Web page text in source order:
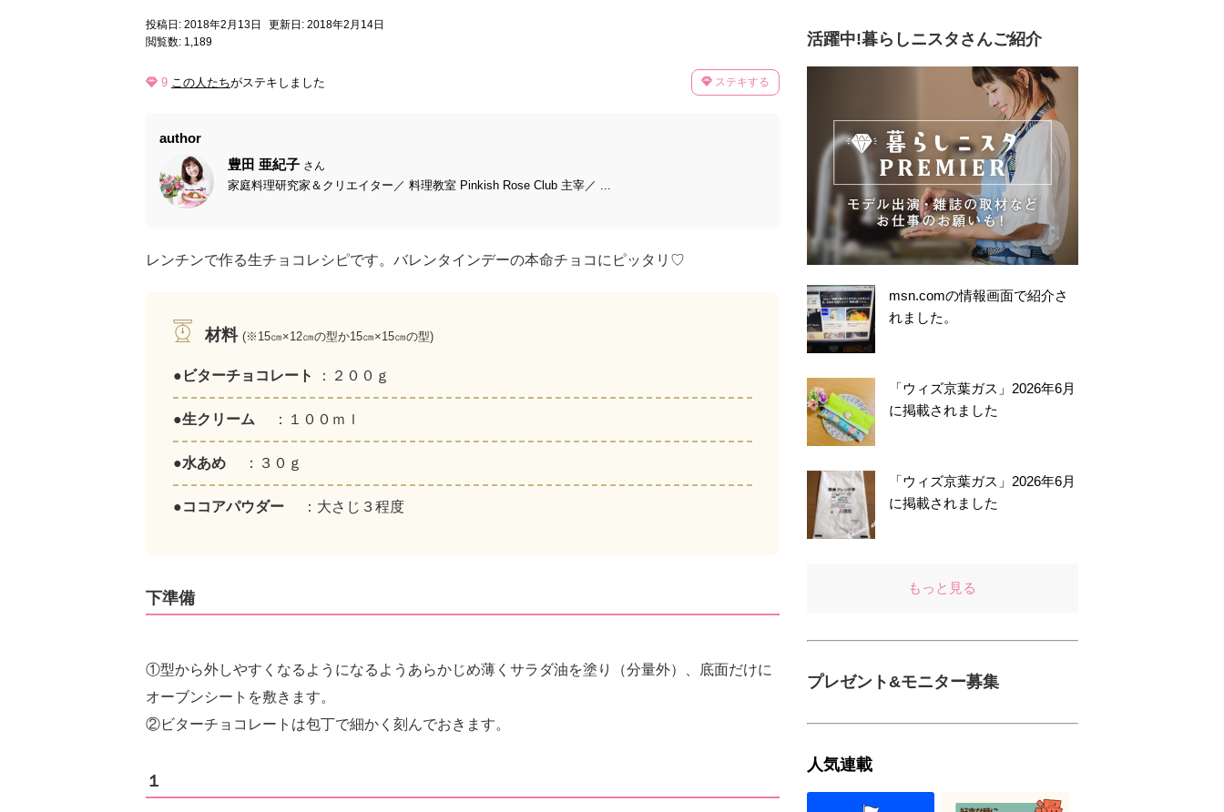
投稿日: 2018年2月13日
更新日: 2018年2月14日
閲覧数: 1,189
9 この人たちがステキしました ステキする
author
豊田 亜紀子 さん
家庭料理研究家＆クリエイター／ 料理教室 Pinkish Rose Club 主宰／ ...
レンチンで作る生チョコレシピです。バレンタインデーの本命チョコにピッタリ♡
材料 (※15㎝×12㎝の型か15㎝×15㎝の型)
●ビターチョコレート ：２００ｇ
●生クリーム ：１００ｍｌ
●水あめ ：３０ｇ
●ココアパウダー ：大さじ３程度
下準備
①型から外しやすくなるようになるようあらかじめ薄くサラダ油を塗り（分量外）、底面だけに
オーブンシートを敷きます。
②ビターチョコレートは包丁で細かく刻んでおきます。
１
活躍中!暮らしニスタさんご紹介
msn.comの情報画面で紹介さ
れました。
「ウィズ京葉ガス」2026年6月
に掲載されました
「ウィズ京葉ガス」2026年6月
に掲載されました
もっと見る
プレゼント&モニター募集
人気連載